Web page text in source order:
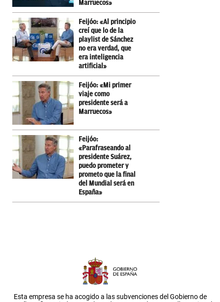
Marruecos»
Feijóo: «Al principio
creí que lo de la
playlist de Sánchez
no era verdad, que
era inteligencia
artificial»
Feijóo: «Mi primer
viaje como
presidente será a
Marruecos»
Feijóo:
«Parafraseando al
presidente Suárez,
puedo prometer y
prometo que la final
del Mundial será en
España»
Esta empresa se ha acogido a las subvenciones del Gobierno de